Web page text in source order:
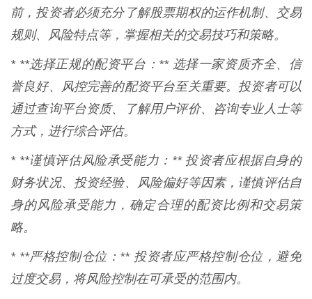
前，投资者必须充分了解股票期权的运作机制、交易
规则、风险特点等，掌握相关的交易技巧和策略。
* **选择正规的配资平台：** 选择一家资质齐全、信
誉良好、风控完善的配资平台至关重要。投资者可以
通过查询平台资质、了解用户评价、咨询专业人士等
方式，进行综合评估。
* **谨慎评估风险承受能力：** 投资者应根据自身的
财务状况、投资经验、风险偏好等因素，谨慎评估自
身的风险承受能力，确定合理的配资比例和交易策
略。
* **严格控制仓位：** 投资者应严格控制仓位，避免
过度交易，将风险控制在可承受的范围内。